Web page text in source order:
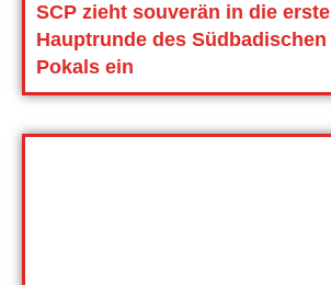
SCP zieht souverän in die erste
Hauptrunde des Südbadischen
Pokals ein